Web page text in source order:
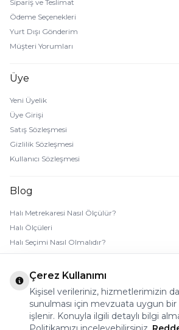
Sipariş ve Teslimat
Ödeme Seçenekleri
Yurt Dışı Gönderim
Müşteri Yorumları
Üye
Yeni Üyelik
Üye Girişi
Satış Sözleşmesi
Gizlilik Sözleşmesi
Kullanıcı Sözleşmesi
Blog
Halı Metrekaresi Nasıl Ölçülür?
Halı Ölçüleri
Halı Seçimi Nasıl Olmalıdır?
Halı Rengi Nasıl Seçilir?
Halı Temizliği Nasıl Yapılır?
Bebek Halı Temizliği Nasıl Yapılır?
7 Adımda Halı Lekesi Çıkarma
Halı Kaydırmaz Ped Nasıl Kullanılır?
Çerez Kullanımı
Kişisel verileriniz, hizmetlerimizin
sunulması için mevzuata uygun bir
işlenir. Konuyla ilgili detaylı bilgi